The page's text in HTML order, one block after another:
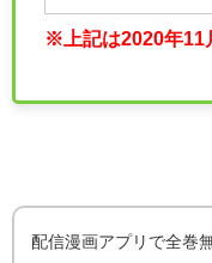
※上記は2020年11
配信漫画アプリで全巻